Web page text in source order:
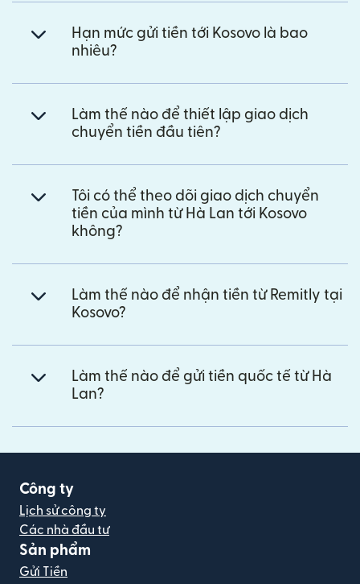
Hạn mức gửi tiền tới Kosovo là bao
nhiêu?
Làm thế nào để thiết lập giao dịch
chuyển tiền đầu tiên?
Tôi có thể theo dõi giao dịch chuyển
tiền của mình từ Hà Lan tới Kosovo
không?
Làm thế nào để nhận tiền từ Remitly tại
Kosovo?
Làm thế nào để gửi tiền quốc tế từ Hà
Lan?
Công ty
Lịch sử công ty
Các nhà đầu tư
Sản phẩm
Gửi Tiền